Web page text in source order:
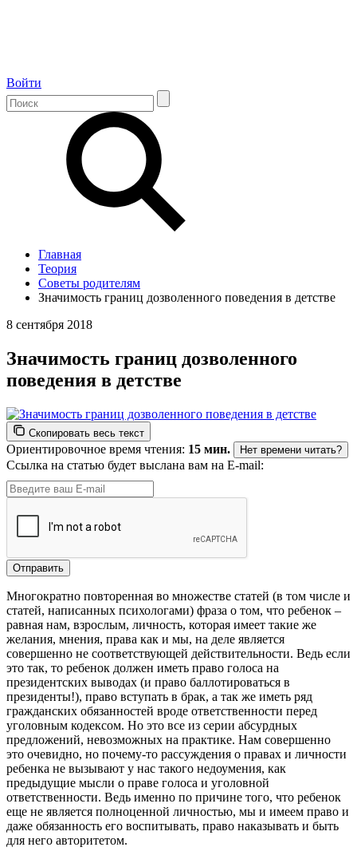
Войти
Главная
Теория
Советы родителям
Значимость границ дозволенного поведения в детстве
8 сентября 2018
Значимость границ дозволенного
поведения в детстве
Скопировать весь текст
Ориентировочное время чтения: 15 мин. Нет времени читать?
Ссылка на статью будет выслана вам на E-mail:
Многократно повторенная во множестве статей (в том числе и
статей, написанных психологами) фраза о том, что ребенок –
равная нам, взрослым, личность, которая имеет такие же
желания, мнения, права как и мы, на деле является
совершенно не соответствующей действительности. Ведь если
это так, то ребенок должен иметь право голоса на
президентских выводах (и право баллотироваться в
президенты!), право вступать в брак, а так же иметь ряд
гражданских обязанностей вроде ответственности перед
уголовным кодексом. Но это все из серии абсурдных
предложений, невозможных на практике. Нам совершенно
это очевидно, но почему-то рассуждения о правах и личности
ребенка не вызывают у нас такого недоумения, как
предыдущие мысли о праве голоса и уголовной
ответственности. Ведь именно по причине того, что ребенок
еще не является полноценной личностью, мы и имеем право и
даже обязанность его воспитывать, право наказывать и быть
для него авторитетом.